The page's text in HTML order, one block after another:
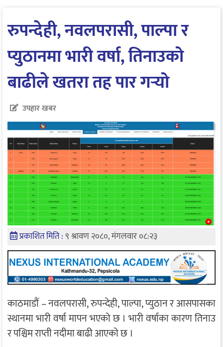
रुपन्देही, नवलपरासी, पाल्पा र
प्युठानमा भारी वर्षा, तिनाउको
बाढीले खतरा तह पार गर्‍यो
उपहार खबर
प्रकाशित मिति : ९ श्रावण २०८०, मंगलवार ०८:२३
काठमाडौं – नवलपरासी, रुपन्देही, पाल्पा, प्युठान र आसपासका
स्थानमा भारी वर्षा मापन भएको छ । भारी वर्षाका कारण तिनाउ
र पश्चिम राप्ती नदीमा बाढी आएको छ ।